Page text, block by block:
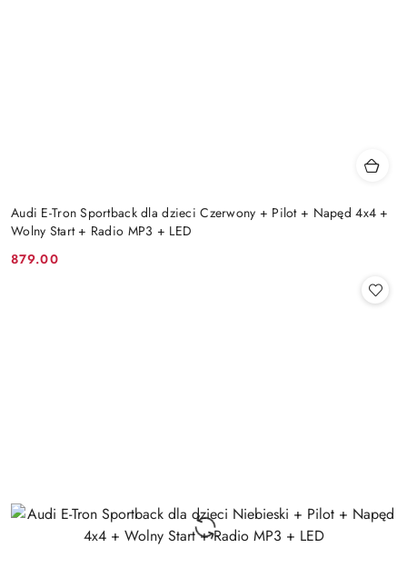
Audi E-Tron Sportback dla dzieci Czerwony + Pilot + Napęd 4x4 +
Wolny Start + Radio MP3 + LED
Cena:
879.00